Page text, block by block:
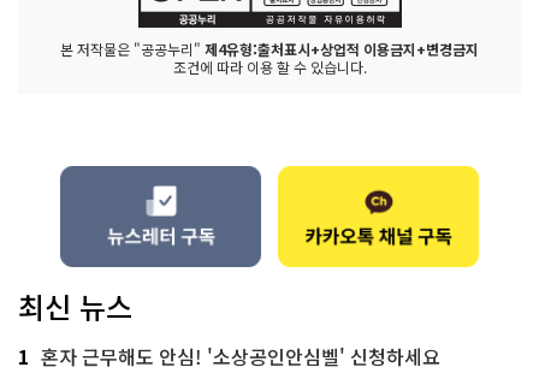
본 저작물은 "공공누리" 제4유형:출처표시+상업적 이용금지+변경금지
조건에 따라 이용 할 수 있습니다.
최신 뉴스
1 혼자 근무해도 안심! '소상공인안심벨' 신청하세요